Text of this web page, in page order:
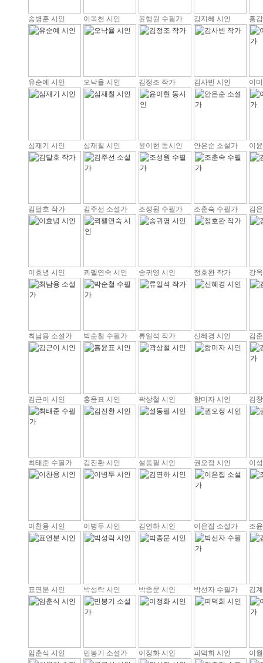
송병훈 시인 이옥천 시인 윤행원 수필가 강지혜 시인 홍
유순예 시인 오낙율 시인 김정조 작가 김사빈 시인 이
심재기 시인 심재칠 시인 윤이현 동시인 안은순 소설가 이
김달호 작가 김주선 소설가 조성원 수필가 조춘숙 수필가 김
이효녕 시인 쾨펠연숙 시인 송귀영 시인 정호완 작가 강
최남용 소설가 박순철 수필가 류일석 작가 신혜경 시인 김
김근이 시인 홍윤표 시인 곽상철 시인 함미자 시인 김
최태준 수필가 김진환 시인 설동필 시인 권오정 시인 이
이찬용 시인 이병두 시인 김연하 시인 이은집 소설가 조
표연분 시인 박성락 시인 박종문 시인 박선자 수필가 김
임춘식 시인 민봉기 소설가 이정화 시인 피덕희 시인 이